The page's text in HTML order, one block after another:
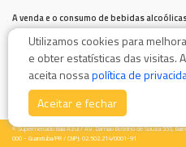
A venda e o consumo de bebidas
anos.
Bebida alcoólica pode causar dependência
Beba com moderação
© Supermercado Baía Azul / AV. Damiao Botelho de Souza 555,
000 - Guaratuba/PR / CNPJ: 02.502.214/0001-91
Utilizamos cookies para
e obter estatísticas das visitas.
aceita nossapolítica de
Aceitar e fechar